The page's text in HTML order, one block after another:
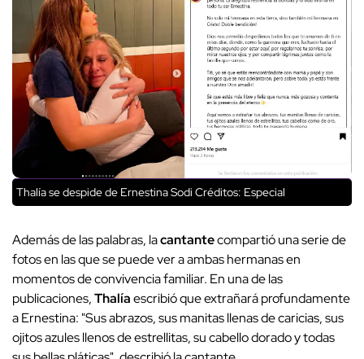
Thalía se despide de Ernestina Sodi Créditos: Especial
Además de las palabras, lacantantecompartió una serie de
fotos en las que se puede ver a ambas hermanas en
momentos de convivencia familiar. En una de las
publicaciones,Thalíaescribió que extrañará profundamente
a Ernestina: "Sus abrazos, sus manitas llenas de caricias, sus
ojitos azules llenos de estrellitas, su cabello dorado y todas